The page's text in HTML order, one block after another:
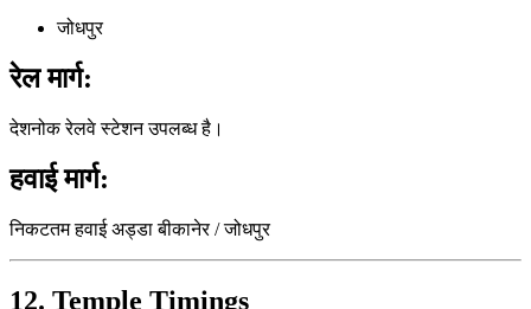
जोधपुर
रेल मार्ग:
देशनोक रेलवे स्टेशन उपलब्ध है।
हवाई मार्ग:
निकटतम हवाई अड्डा बीकानेर / जोधपुर
12. Temple Timings